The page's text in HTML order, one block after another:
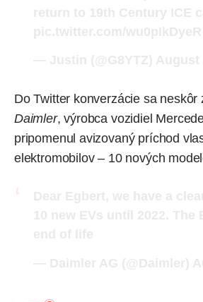
Do Twitter konverzácie sa neskôr
Daimler, výrobca vozidiel
pripomenul avizovaný príchod
elektromobilov – 10 nových